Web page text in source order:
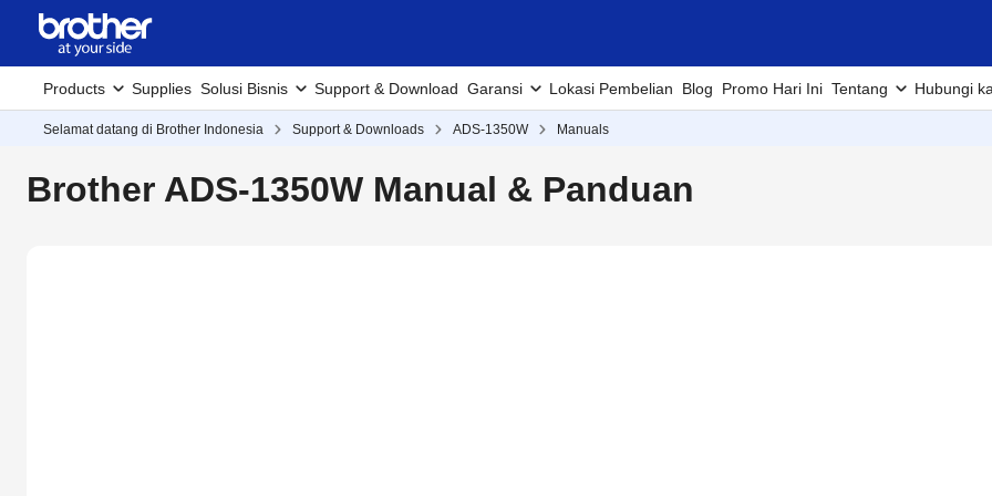
Products Supplies Solusi Bisnis Support & Download Garansi Lokasi Pembelian Blog Promo Hari Ini Tentang Hubungi
Selamat datang di Brother Indonesia Support & Downloads ADS-1350W Manuals
Brother ADS-1350W Manual & Panduan